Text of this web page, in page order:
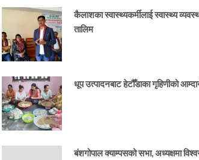
कैलाशका स्वास्थ्यकर्मीलाई स्वास्थ्य
तालिम
धूप उत्पादनबाट हेटौँडाका गृहिणीको
बंशगोपाल क्याम्पसको सभा, अध्यक्षमा